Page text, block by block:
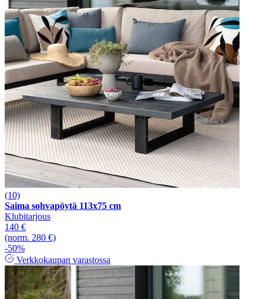
(10)
Saima sohvapöytä 113x75 cm
Klubitarjous
140 €
(norm. 280 €)
-50%
Verkkokaupan varastossa